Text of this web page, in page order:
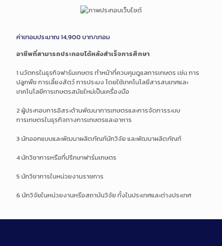
ค่าเทอมประมาณ 14,900 บาท/เทอม
อาชีพที่สามารถประกอบได้หลังสำเร็จการศึกษา
1 นวัตกรในธุรกิจฟาร์มเกษตร ทำหน้าที่ควบคุมดูแลการเกษตร เช่น การ
ปลูกพืช การเลี้ยงสัตว์ การประมง โดยใช้เทคโนโลยีสารสนเทศและ
เทคโนโลยีการเกษตรสมัยใหม่เป็นเครื่องมือ
2 ผู้ประกอบการอิสระด้านพัฒนาการเกษตรและการจัดการระบบ
การเกษตรในธุรกิจทางการเกษตรและอาหาร
3 นักออกแบบและพัฒนาผลิตภัณฑ์นักวิจัย และพัฒนาผลิตภัณฑ์
4 นักวิชาการหรือที่ปรึกษาฟาร์มเกษตร
5 นักวิชาการในหน่วยงานราชการ
6 นักวิจัยในหน่วยงานหรือสถาบันวิจัย ทั้งในประเทศและต่างประเทศ